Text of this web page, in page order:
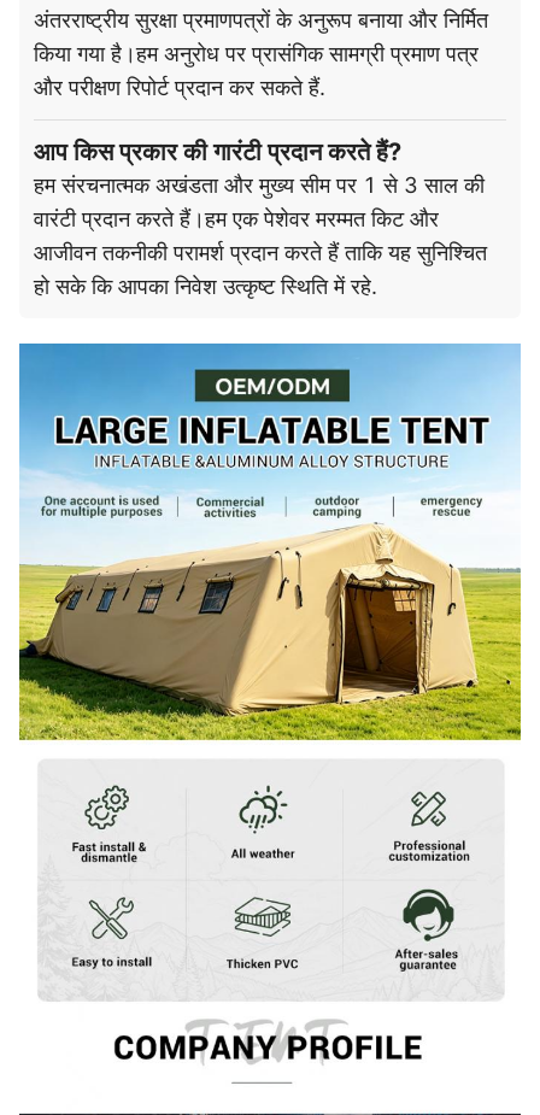
अंतरराष्ट्रीय सुरक्षा प्रमाणपत्रों के अनुरूप बनाया और निर्मित
किया गया है।हम अनुरोध पर प्रासंगिक सामग्री प्रमाण पत्र
और परीक्षण रिपोर्ट प्रदान कर सकते हैं.
आप किस प्रकार की गारंटी प्रदान करते हैं?
हम संरचनात्मक अखंडता और मुख्य सीम पर 1 से 3 साल की
वारंटी प्रदान करते हैं।हम एक पेशेवर मरम्मत किट और
आजीवन तकनीकी परामर्श प्रदान करते हैं ताकि यह सुनिश्चित
हो सके कि आपका निवेश उत्कृष्ट स्थिति में रहे.